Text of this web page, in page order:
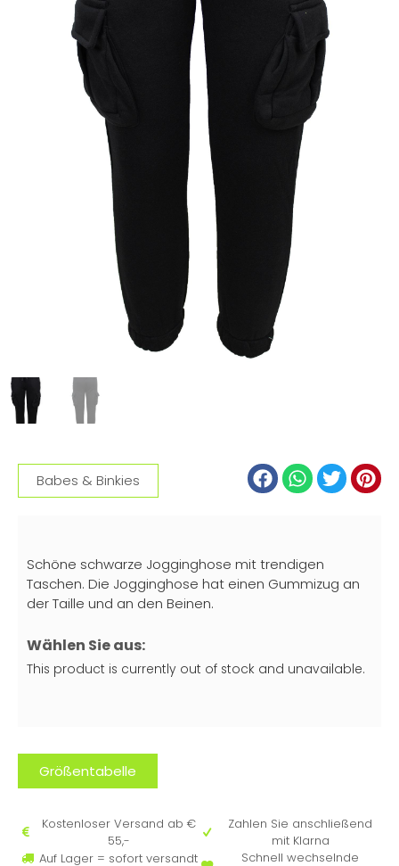
Babes & Binkies
Schöne schwarze Jogginghose mit trendigen
Taschen. Die Jogginghose hat einen Gummizug an
der Taille und an den Beinen.
Wählen Sie aus:
This product is currently out of stock and unavailable.
Größentabelle
Kostenloser Versand ab €
55,-
Auf Lager = sofort versandt
Zahlen Sie anschließend
mit Klarna
Schnell wechselnde